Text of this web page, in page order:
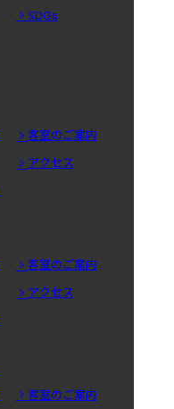
SDGs
客室のご案内
アクセス
客室のご案内
アクセス
客室のご案内